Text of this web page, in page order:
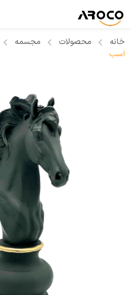
خانه محصولات مجسمه
اسب